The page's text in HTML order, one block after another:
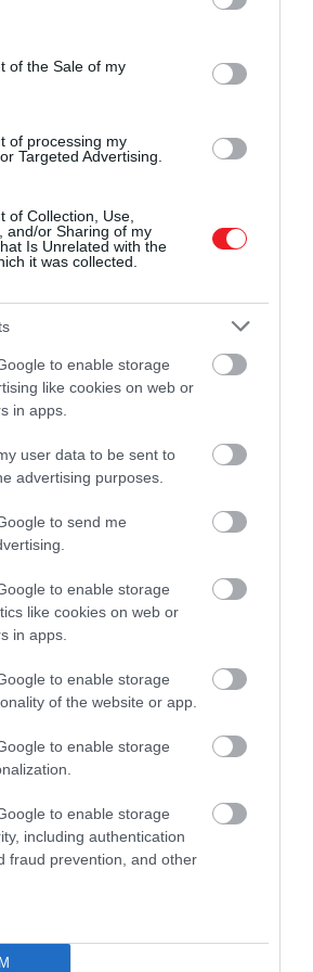
to Google and its third-party tags to
specified purposes in below Google
of the Sale of my
of processing my
Targeted Advertising.
of Collection, Use,
and/or Sharing of my
Is Unrelated with the
it was collected.
to enable storage
like cookies on web or
in apps.
user data to be sent to
advertising purposes.
to send me
to enable storage
like cookies on web or
in apps.
to enable storage
of the website or app.
to enable storage
to enable storage
including authentication
fraud prevention, and other
Unsplash
a vörösborokat illetően
amelyek azok kémiai
A kutatás azt is vizsgálta,
kimutatható közös
birtok borai között. Ezen kívül
eredetét pontosan
az ital- és ételtrendek
robotsommelier pedig
100 százalékos
tudta határozni a borok terroir-
jellemző talajtípust –
találta el az évjáratot is.
a modern technológiákat és a